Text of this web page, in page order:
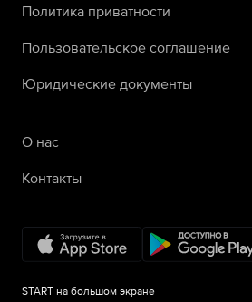
Политика приватности
Пользовательское соглашение
Юридические документы
О нас
Контакты
START на большом экране